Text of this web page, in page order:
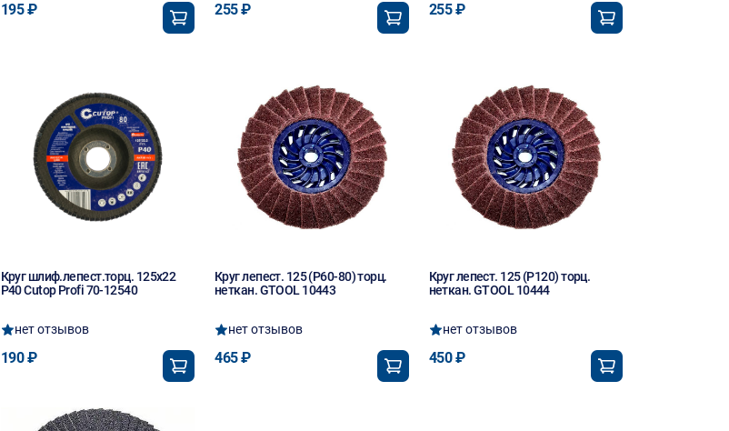
195 ₽ 255 ₽ 255 ₽
Круг шлиф.лепест.торц. 125х22
P40 Cutop Profi 70-12540
нет отзывов
190 ₽
Круг лепест. 125 (P60-80) торц.
неткан. GTOOL 10443
нет отзывов
465 ₽
Круг лепест. 125 (P120) торц.
неткан. GTOOL 10444
нет отзывов
450 ₽